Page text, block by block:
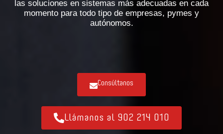
las soluciones en sistemas más adecuadas en cada
momento para todo tipo de empresas, pymes y
autónomos.
Consúltanos
Llámanos al 902 214 010